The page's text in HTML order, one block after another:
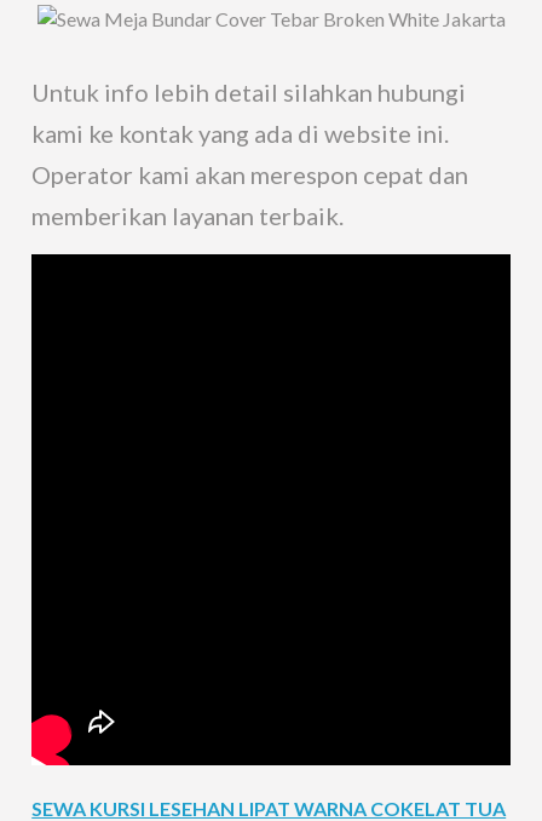
Untuk info lebih detail silahkan hubungi
kami ke kontak yang ada di website ini.
Operator kami akan merespon cepat dan
memberikan layanan terbaik.
SEWA KURSI LESEHAN LIPAT WARNA COKELAT TUA